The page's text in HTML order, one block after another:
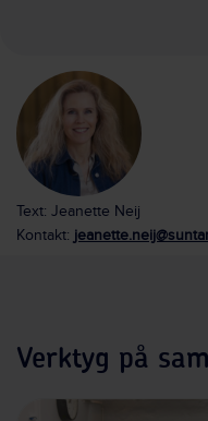
Text: Jeanette Neij
Kontakt:
Verktyg på